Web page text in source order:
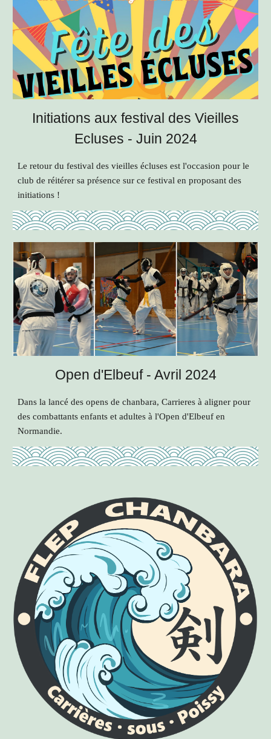
Initiations aux festival des Vieilles
Ecluses - Juin 2024
Le retour du festival des vieilles écluses est l'occasion pour le
club de réitérer sa présence sur ce festival en proposant des
initiations !
Open d'Elbeuf - Avril 2024
Dans la lancé des opens de chanbara, Carrieres à aligner pour
des combattants enfants et adultes à l'Open d'Elbeuf en
Normandie.